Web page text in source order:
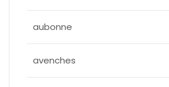
aubonne
avenches